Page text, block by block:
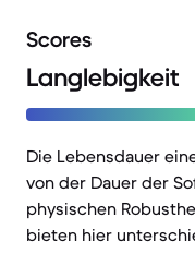
Scores
Langlebigkeit
Die Lebensdauer
von der Dauer der
physischen
bieten hier